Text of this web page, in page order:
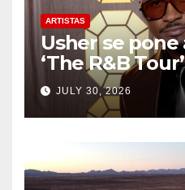
ARTISTAS
Usher se
‘The R&B
drama de un
JULY 30, 2026